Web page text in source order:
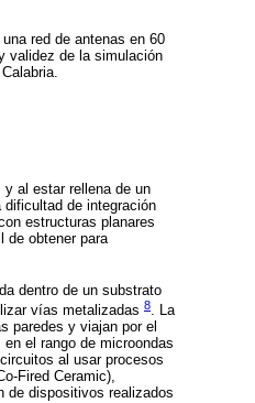
red de antenas en 60
validez de la simulación
al estar rellena de un
de integración
estructuras planares
de obtener para
dentro de un substrato
vías metalizadas 8. La
paredes y viajan por el
el rango de microondas
al usar procesos
Fired Ceramic),
de dispositivos realizados